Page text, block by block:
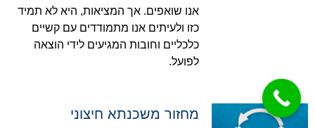
אנו שואפים. אך המציאות, היא לא תמיד
כזו ולעיתים אנו מתמודדים עם קשיים
כלכליים וחובות המגיעים לידי הוצאה
לפועל.
מחזור משכנתא חיצוני